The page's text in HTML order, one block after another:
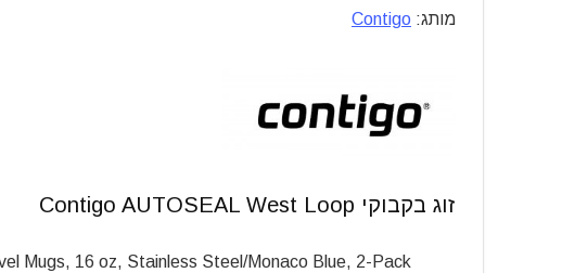
מותג: Contigo
זוג בקבוקי Contigo AUTOSEAL West Loop
Mugs, 16 oz, Stainless Steel/Monaco Blue, 2-Pack